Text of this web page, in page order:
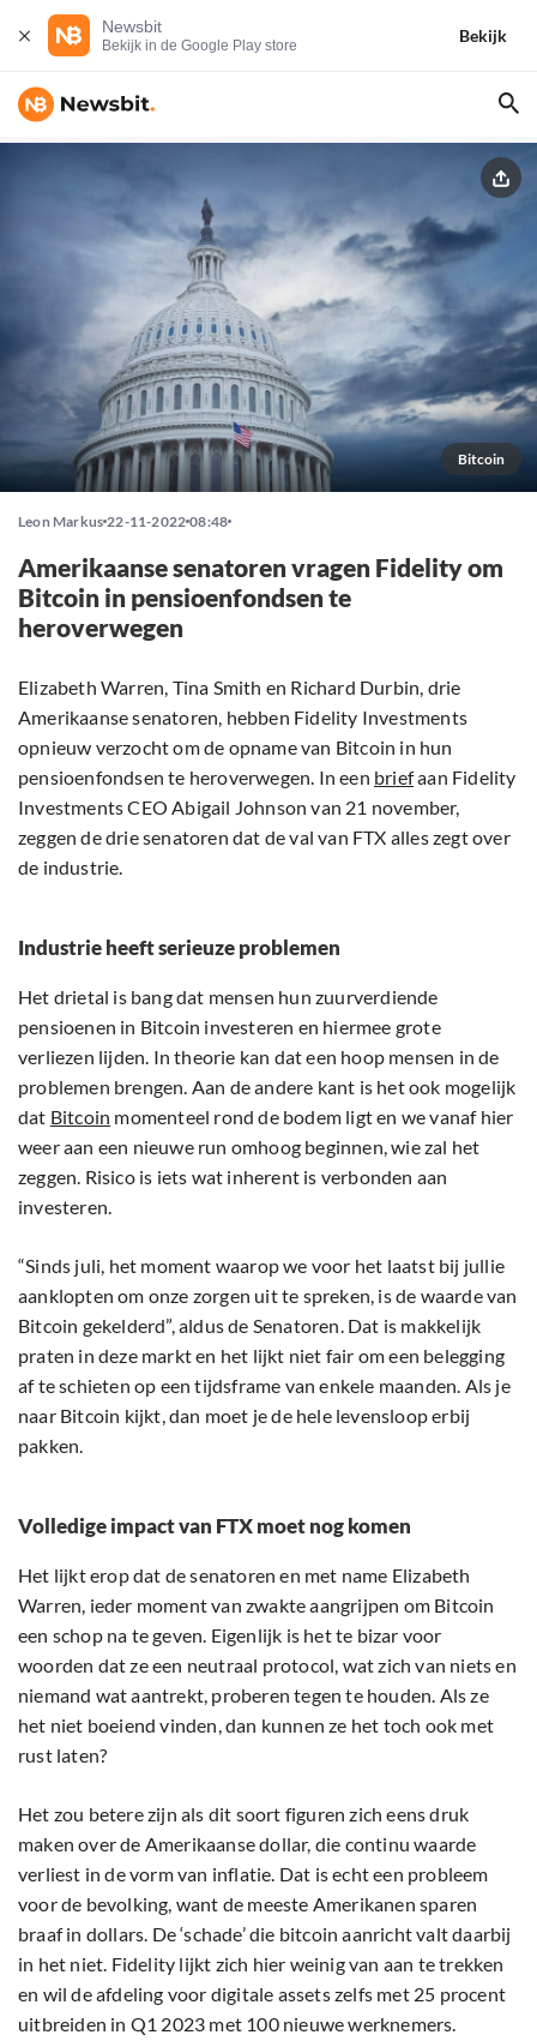
Newsbit
Bekijk in de Google Play store
Bekijk
Bitcoin
Leon Markus 22-11-2022 08:48
Amerikaanse senatoren vragen Fidelity om
Bitcoin in pensioenfondsen te
heroverwegen
Elizabeth Warren, Tina Smith en Richard Durbin, drie
Amerikaanse senatoren, hebben Fidelity Investments
opnieuw verzocht om de opname van Bitcoin in hun
pensioenfondsen te heroverwegen. In een briefaan Fidelity
Investments CEO Abigail Johnson van 21 november,
zeggen de drie senatoren dat de val van FTX alles zegt over
de industrie.
Industrie heeft serieuze problemen
Het drietal is bang dat mensen hun zuurverdiende
pensioenen in Bitcoin investeren en hiermee grote
verliezen lijden. In theorie kan dat een hoop mensen in de
problemen brengen. Aan de andere kant is het ook mogelijk
dat Bitcoin momenteel rond de bodem ligt en we vanaf hier
weer aan een nieuwe run omhoog beginnen, wie zal het
zeggen. Risico is iets wat inherent is verbonden aan
investeren.
“Sinds juli, het moment waarop we voor het laatst bij jullie
aanklopten om onze zorgen uit te spreken, is de waarde van
Bitcoin gekelderd”, aldus de Senatoren. Dat is makkelijk
praten in deze markt en het lijkt niet fair om een belegging
af te schieten op een tijdsframe van enkele maanden. Als je
naar Bitcoin kijkt, dan moet je de hele levensloop erbij
pakken.
Volledige impact van FTX moet nog komen
Het lijkt erop dat de senatoren en met name Elizabeth
Warren, ieder moment van zwakte aangrijpen om Bitcoin
een schop na te geven. Eigenlijk is het te bizar voor
woorden dat ze een neutraal protocol, wat zich van niets en
niemand wat aantrekt, proberen tegen te houden. Als ze
het niet boeiend vinden, dan kunnen ze het toch ook met
rust laten?
Het zou betere zijn als dit soort figuren zich eens druk
maken over de Amerikaanse dollar, die continu waarde
verliest in de vorm van inflatie. Dat is echt een probleem
voor de bevolking, want de meeste Amerikanen sparen
braaf in dollars. De ‘schade’ die bitcoin aanricht valt daarbij
in het niet. Fidelity lijkt zich hier weinig van aan te trekken
en wil de afdeling voor digitale assets zelfs met 25 procent
uitbreiden in Q1 2023 met 100 nieuwe werknemers.